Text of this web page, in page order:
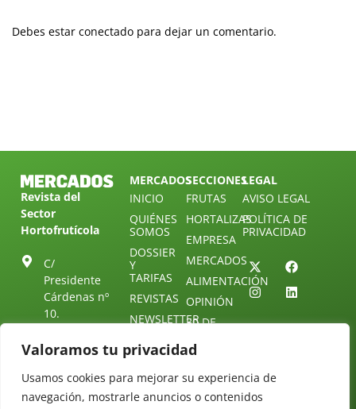
Valoramos tu privacidad
Usamos cookies para mejorar su experiencia de
navegación, mostrarle anuncios o contenidos
Debes estar conectado para dejar un comentario.
Revista del
Sector
Hortofrutícola
C/
Presidente
Cárdenas nº
10.
Sevilla.
Tel: (+34) 954
25 88 51
MERCADOS
INICIO
QUIÉNES
SOMOS
DOSSIER
Y
TARIFAS
REVISTAS
NEWSLETTER
NUESTRO
TELEGRAM
SECCIONES
FRUTAS
HORTALIZAS
EMPRESA
MERCADOS
ALIMENTACIÓN
OPINIÓN
30 DE
DIRECTORIO
LEGAL
AVISO LEGAL
POLÍTICA DE
PRIVACIDAD
Starenlared